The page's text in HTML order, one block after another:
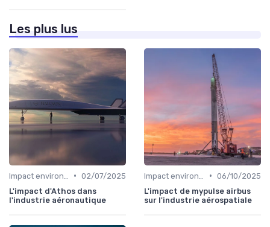
Les plus lus
• 02/07/2025
L'impact d'Athos dans
l'industrie aéronautique
• 06/10/2025
L'impact de mypulse airbus
sur l'industrie aérospatiale